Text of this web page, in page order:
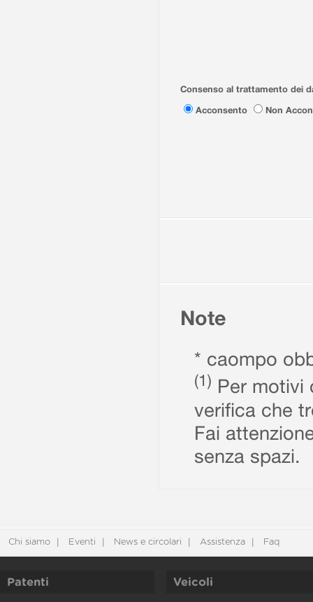
Consenso al trattamento dei
Acconsento
Non
Note
* caompo
(1) Per motivi
verifica che
Fai
senza spazi.
Chi siamo Eventi News e circolari Assistenza Faq
Patenti Veicoli